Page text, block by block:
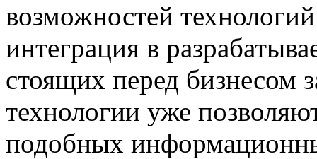
возможностей
интеграция в
стоящих перед бизнесом
технологии уже
подобных